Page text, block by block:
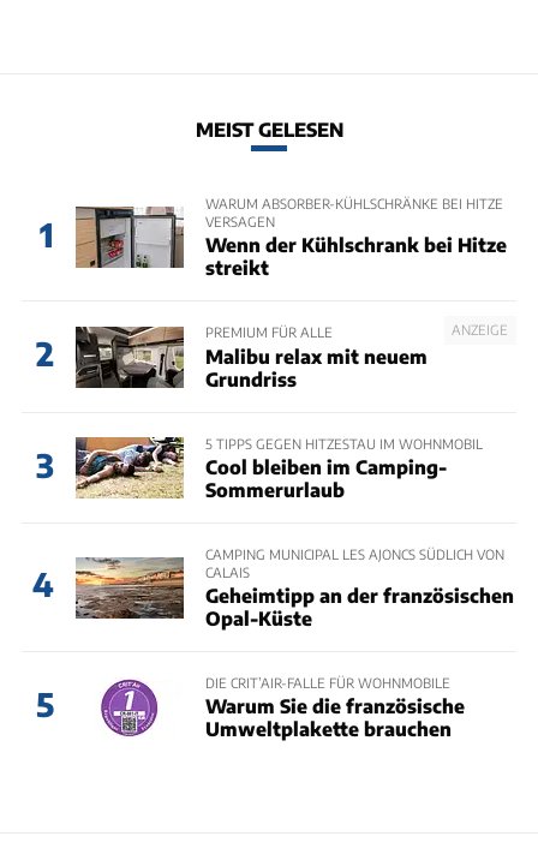
MEIST GELESEN
1
WARUM ABSORBER-KÜHLSCHRÄNKE BEI HITZE
VERSAGEN
Wenn der Kühlschrank bei Hitze
streikt
2
ANZEIGE
PREMIUM FÜR ALLE
Malibu relax mit neuem
Grundriss
3
5 TIPPS GEGEN HITZESTAU IM WOHNMOBIL
Cool bleiben im Camping-
Sommerurlaub
4
CAMPING MUNICIPAL LES AJONCS SÜDLICH VON
CALAIS
Geheimtipp an der französischen
Opal-Küste
5
DIE CRIT’AIR-FALLE FÜR WOHNMOBILE
Warum Sie die französische
Umweltplakette brauchen